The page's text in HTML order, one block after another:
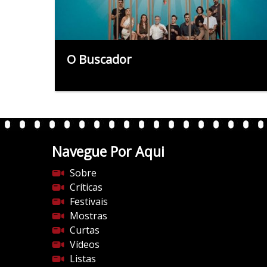
O Buscador
Navegue Por Aqui
Sobre
Críticas
Festivais
Mostras
Curtas
Vídeos
Listas